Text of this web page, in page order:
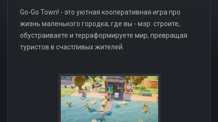
Go-Go Town! - это уютная кооперативная игра про
жизнь маленького городка, где вы - мэр: строите,
обустраиваете и терраформируете мир, превращая
туристов в счастливых жителей.